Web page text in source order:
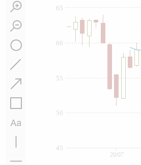
45
50
55
60
65
20/07